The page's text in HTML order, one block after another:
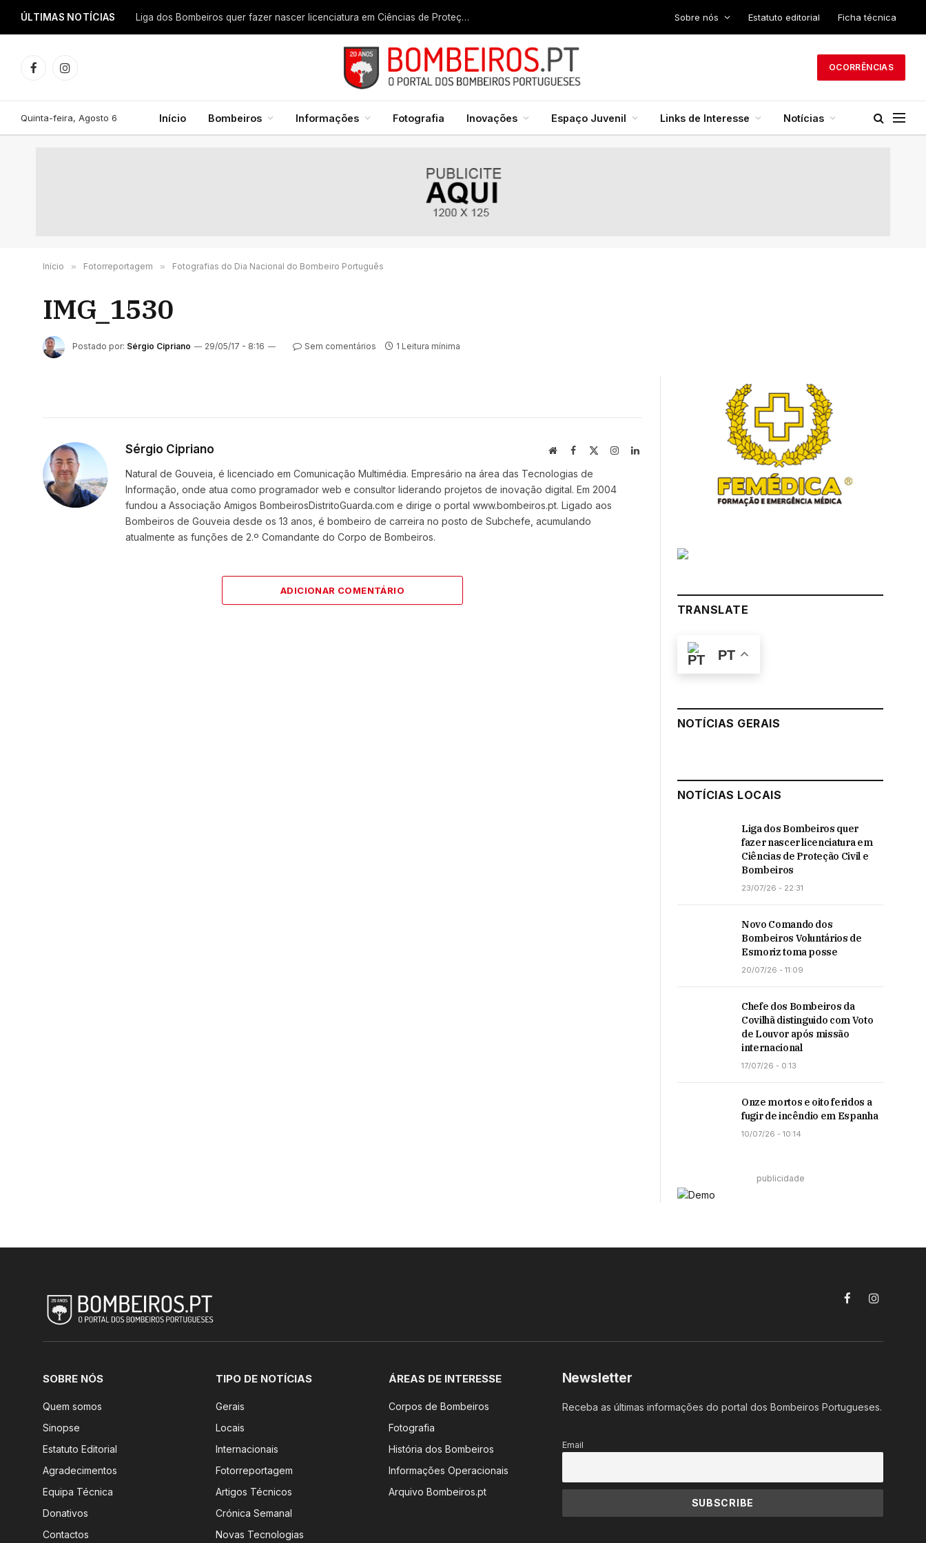
ÚLTIMAS NOTÍCIAS Liga dos Bombeiros quer fazer nascer licenciatura em Ciências de Proteção Civil e Bombeiros Sobre nós Estatuto editorial Ficha técnica
FacebookInstagram
OCORRÊNCIAS
Quinta-feira, Agosto 6 Início Bombeiros Informações Fotografia Inovações Espaço Juvenil Links de Interesse Notícias
Início » Fotorreportagem » Fotografias do Dia Nacional do Bombeiro Português
IMG_1530
Postado por: Sérgio Cipriano 29/05/17 - 8:16 Sem comentários 1 Leitura mínima
Sérgio Cipriano WebsiteFacebook InstagramLinkedIn
Natural de Gouveia, é licenciado em Comunicação Multimédia. Empresário na área das Tecnologias de
Informação, onde atua como programador web e consultor liderando projetos de inovação digital. Em 2004
fundou a Associação Amigos BombeirosDistritoGuarda.com e dirige o portal www.bombeiros.pt. Ligado aos
Bombeiros de Gouveia desde os 13 anos, é bombeiro de carreira no posto de Subchefe, acumulando
atualmente as funções de 2.º Comandante do Corpo de Bombeiros.
ADICIONAR COMENTÁRIO
TRANSLATE
PT
NOTÍCIAS GERAIS
NOTÍCIAS LOCAIS
Liga dos Bombeiros quer
fazer nascer licenciatura em
Ciências de Proteção Civil e
Bombeiros
23/07/26 - 22:31
Novo Comando dos
Bombeiros Voluntários de
Esmoriz toma posse
20/07/26 - 11:09
Chefe dos Bombeiros da
Covilhã distinguido com Voto
de Louvor após missão
internacional
17/07/26 - 0:13
Onze mortos e oito feridos a
fugir de incêndio em Espanha
10/07/26 - 10:14
publicidade
FacebookInstagram
SOBRE NÓS
Quem somos
Sinopse
Estatuto Editorial
Agradecimentos
Equipa Técnica
Donativos
Contactos
TIPO DE NOTÍCIAS
Gerais
Locais
Internacionais
Fotorreportagem
Artigos Técnicos
Crónica Semanal
Novas Tecnologias
ÁREAS DE INTERESSE
Corpos de Bombeiros
Fotografia
História dos Bombeiros
Informações Operacionais
Arquivo Bombeiros.pt
Newsletter
Receba as últimas informações do portal dos Bombeiros Portugueses.
Email